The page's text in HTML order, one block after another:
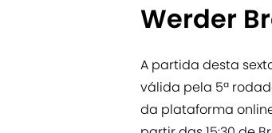
Werder
A partida desta
válida pela 5ª
da plataforma